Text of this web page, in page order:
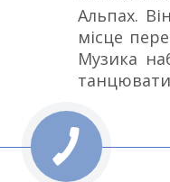
Альпах.
місце
Музика